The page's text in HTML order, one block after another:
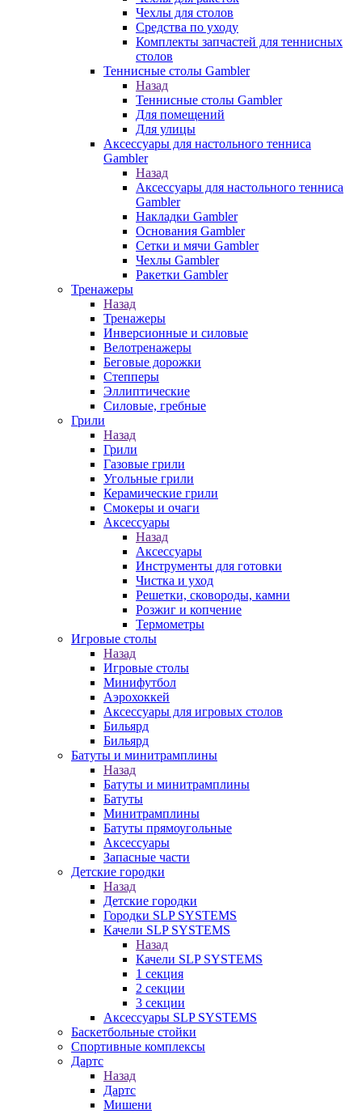
Чехлы для столов
Средства по уходу
Комплекты запчастей для теннисных
столов
Теннисные столы Gambler
Назад
Теннисные столы Gambler
Для помещений
Для улицы
Аксессуары для настольного тенниса
Gambler
Назад
Аксессуары для настольного тенниса
Gambler
Накладки Gambler
Основания Gambler
Сетки и мячи Gambler
Чехлы Gambler
Ракетки Gambler
Тренажеры
Назад
Тренажеры
Инверсионные и силовые
Велотренажеры
Беговые дорожки
Степперы
Эллиптические
Силовые, гребные
Грили
Назад
Грили
Газовые грили
Угольные грили
Керамические грили
Смокеры и очаги
Аксессуары
Назад
Аксессуары
Инструменты для готовки
Чистка и уход
Решетки, сковороды, камни
Розжиг и копчение
Термометры
Игровые столы
Назад
Игровые столы
Минифутбол
Аэрохоккей
Аксессуары для игровых столов
Бильяpд
Бильяpд
Батуты и минитрамплины
Назад
Батуты и минитрамплины
Батуты
Минитрамплины
Батуты прямоугольные
Аксессуары
Запасные части
Детские городки
Назад
Детские городки
Городки SLP SYSTEMS
Качели SLP SYSTEMS
Назад
Качели SLP SYSTEMS
1 секция
2 секции
3 секции
Аксессуары SLP SYSTEMS
Баскетбольные стойки
Спортивные комплексы
Дартс
Назад
Дартс
Мишени